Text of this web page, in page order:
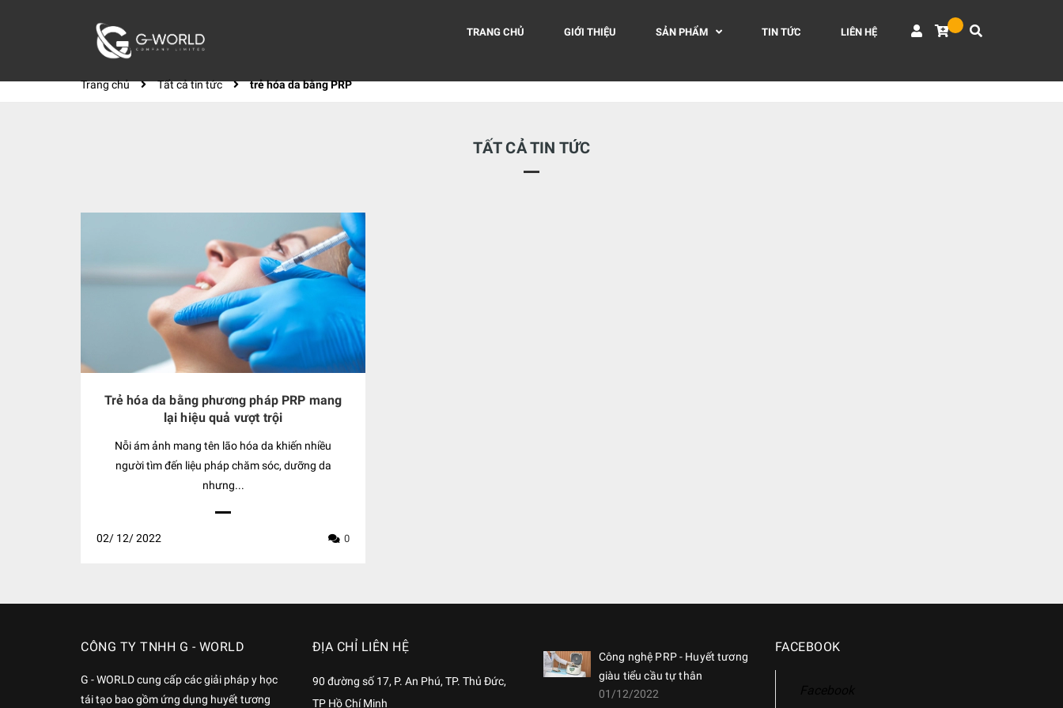
TRANG CHỦ GIỚI THIỆU SẢN PHẨM TIN TỨC LIÊN HỆ
Trang chủ Tất cả tin tức trẻ hóa da bằng PRP
TẤT CẢ TIN TỨC
Trẻ hóa da bằng phương pháp PRP mang
lại hiệu quả vượt trội
Nỗi ám ảnh mang tên lão hóa da khiến nhiều
người tìm đến liệu pháp chăm sóc, dưỡng da
nhưng...
02/ 12/2022 0
CÔNG TY TNHH G - WORLD
G - WORLD cung cấp các giải pháp y học
tái tạo bao gồm ứng dụng huyết tương
ĐỊA CHỈ LIÊN HỆ
90 đường số 17, P. An Phú, TP. Thủ Đức,
TP Hồ Chí Minh
Công nghệ PRP - Huyết tương
giàu tiểu cầu tự thân
01/12/2022
FACEBOOK